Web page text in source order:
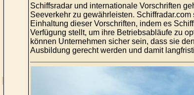
Schiffsradar und internationale Vorschriften
Seeverkehr zu gewährleisten.
Einhaltung dieser Vorschriften, indem es
Verfügung stellt, um ihre Betriebsabläufe zu
können Unternehmen sicher sein, dass sie
Ausbildung gerecht werden und damit